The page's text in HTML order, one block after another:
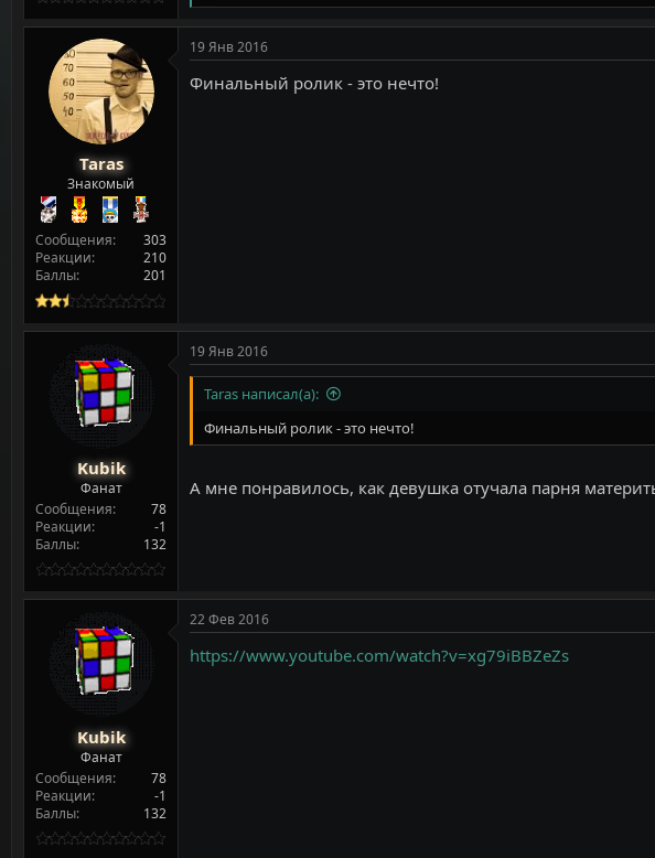
е
а
к
ц
и
и
Taras
Знакомый
Сообщения
303
Реакции
210
Баллы
201
19 Янв 2016
Финальный ролик - это нечто!
Kubik
Фанат
Сообщения
78
Реакции
-1
Баллы
132
19 Янв 2016
Taras написал(а):
Финальный ролик - это нечто!
А мне понравилось, как девушка отучала парня
Kubik
Фанат
Сообщения
78
Реакции
-1
Баллы
132
22 Фев 2016
https://www.youtube.com/watch?v=xg79iBBZeZs